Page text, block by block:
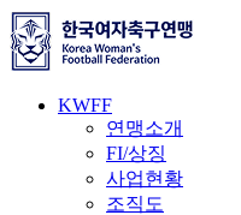
KWFF
연맹소개
FI/상징
사업현황
조직도